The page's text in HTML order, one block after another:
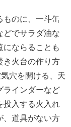
ものに、一斗缶
どでサラダ油な
にならることも
き火台の作り方
穴を開ける、天
ラインダーなど
投入する火入れ
、道具がない方